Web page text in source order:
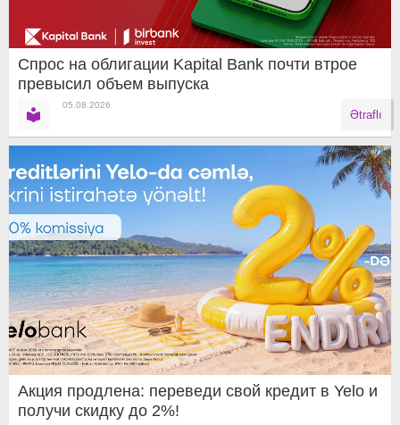
Спрос на облигации Kapital Bank почти втрое
превысил объем выпуска
05.08.2026
Ətraflı
Акция продлена: переведи свой кредит в Yelo и
получи скидку до 2%!